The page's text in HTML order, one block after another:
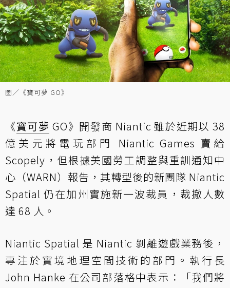
圖／《寶可夢 GO》
《寶可夢 GO》開發商 Niantic 雖於近期以 38
億美元將電玩部門 Niantic Games 賣給
Scopely，但根據美國勞工調整與重訓通知中
心（WARN）報告，其轉型後的新團隊 Niantic
Spatial 仍在加州實施新一波裁員，裁撤人數
達 68 人。
Niantic Spatial 是 Niantic 剝離遊戲業務後，
專注於實境地理空間技術的部門。執行長
John Hanke 在公司部落格中表示：「我們將